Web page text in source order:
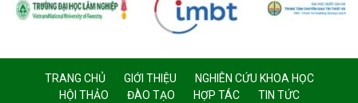
TRANG CHỦ GIỚI THIỆU
NGHIÊN CỨU KHOA HỌC
HỘI THẢO
ĐÀO TẠO HỢP TÁC
TIN TỨC